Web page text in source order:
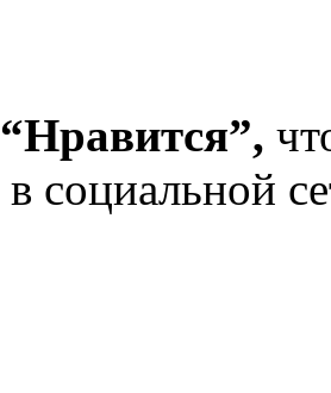
“Нравится”,
социальной